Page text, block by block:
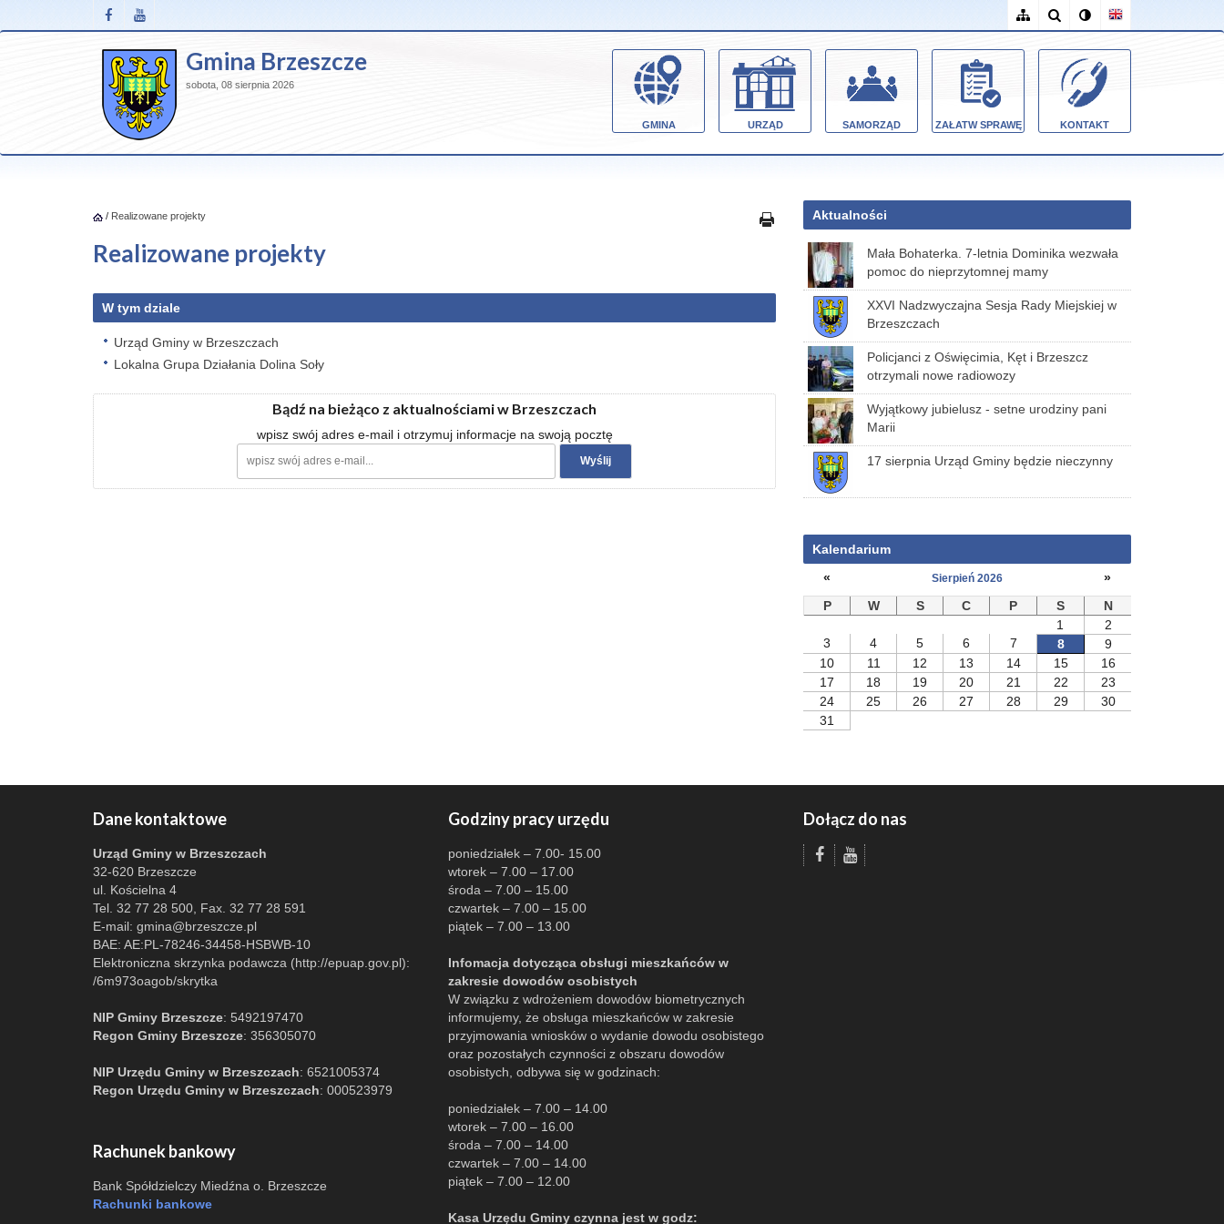
Gmina Brzeszcze
sobota, 08 sierpnia 2026
GMINA URZĄD SAMORZĄD ZAŁATW SPRAWĘ KONTAKT
/ Realizowane projekty
Realizowane projekty
W tym dziale
Urząd Gminy w Brzeszczach
Lokalna Grupa Działania Dolina Soły
Bądź na bieżąco z aktualnościami w Brzeszczach
wpisz swój adres e-mail i otrzymuj informacje na swoją pocztę
Aktualności
Mała Bohaterka. 7-letnia Dominika wezwała
pomoc do nieprzytomnej mamy
XXVI Nadzwyczajna Sesja Rady Miejskiej w
Brzeszczach
Policjanci z Oświęcimia, Kęt i Brzeszcz
otrzymali nowe radiowozy
Wyjątkowy jubielusz - setne urodziny pani
Marii
17 sierpnia Urząd Gminy będzie nieczynny
Kalendarium
«
Sierpień 2026
»
P
W S C P S
N
1
2
3
4 5 6 7 8
9
10
11 12 13 14 15
16
17
18 19 20 21 22
23
24
25 26 27 28 29
30
31
Dane kontaktowe
Urząd Gminy w Brzeszczach
32-620 Brzeszcze
ul. Kościelna 4
Tel. 32 77 28 500, Fax. 32 77 28 591
E-mail: gmina@brzeszcze.pl
BAE: AE:PL-78246-34458-HSBWB-10
Elektroniczna skrzynka podawcza (http://epuap.gov.pl):
/6m973oagob/skrytka
NIP Gminy Brzeszcze: 5492197470
Regon Gminy Brzeszcze: 356305070
NIP Urzędu Gminy w Brzeszczach: 6521005374
Regon Urzędu Gminy w Brzeszczach: 000523979
Rachunek bankowy
Bank Spółdzielczy Miedźna o. Brzeszcze
Rachunki bankowe
Godziny pracy urzędu
poniedziałek – 7.00- 15.00
wtorek – 7.00 – 17.00
środa – 7.00 – 15.00
czwartek – 7.00 – 15.00
piątek – 7.00 – 13.00
Infomacja dotycząca obsługi mieszkańców w
zakresie dowodów osobistych
W związku z wdrożeniem dowodów biometrycznych
informujemy, że obsługa mieszkańców w zakresie
przyjmowania wniosków o wydanie dowodu osobistego
oraz pozostałych czynności z obszaru dowodów
osobistych, odbywa się w godzinach:
poniedziałek – 7.00 – 14.00
wtorek – 7.00 – 16.00
środa – 7.00 – 14.00
czwartek – 7.00 – 14.00
piątek – 7.00 – 12.00
Kasa Urzędu Gminy czynna jest w godz:
Dołącz do nas